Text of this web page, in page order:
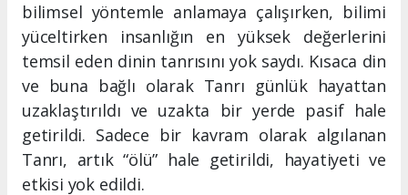
bilimsel yöntemle anlamaya çalışırken, bilimi
yüceltirken insanlığın en yüksek değerlerini
temsil eden dinin tanrısını yok saydı. Kısaca din
ve buna bağlı olarak Tanrı günlük hayattan
uzaklaştırıldı ve uzakta bir yerde pasif hale
getirildi. Sadece bir kavram olarak algılanan
Tanrı, artık “ölü” hale getirildi, hayatiyeti ve
etkisi yok edildi.